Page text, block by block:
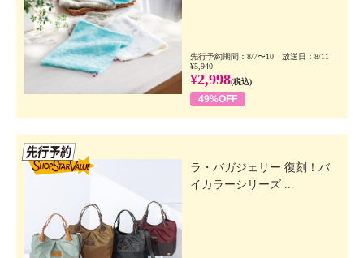
先行予約期間：8/7〜10 放送日：8/11
¥5,940
¥2,998(税込)
49%OFF
ラ・バガジェリー 復刻！バ
イカラーシリーズ ...